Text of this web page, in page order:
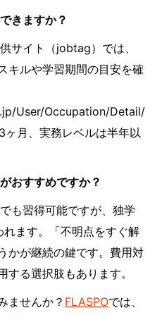
きますか？
サイト（jobtag）では、
キルや学習期間の目安を確
User/Occupation/Detail/
ヶ月、実務レベルは半年以
おすすめですか？
も習得可能ですが、独学
ます。「不明点をすぐ解
かが継続の鍵です。費用対
る選択肢もあります。
ませんか？ FLASPOでは、